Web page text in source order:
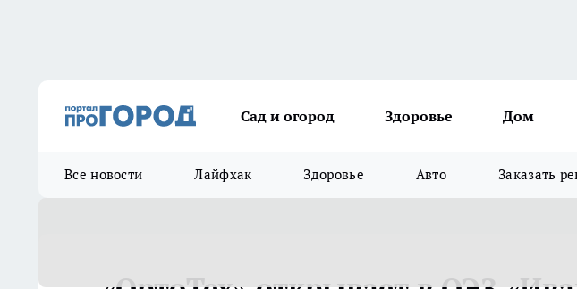
Сад и огород Здоровье Дом
Все новости Лайфхак Здоровье Авто Заказать